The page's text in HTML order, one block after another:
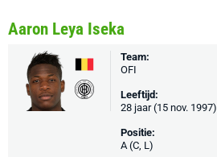
Aaron Leya Iseka
Team:
OFI
Leeftijd:
28 jaar (15 nov. 1997)
Positie:
A (C, L)